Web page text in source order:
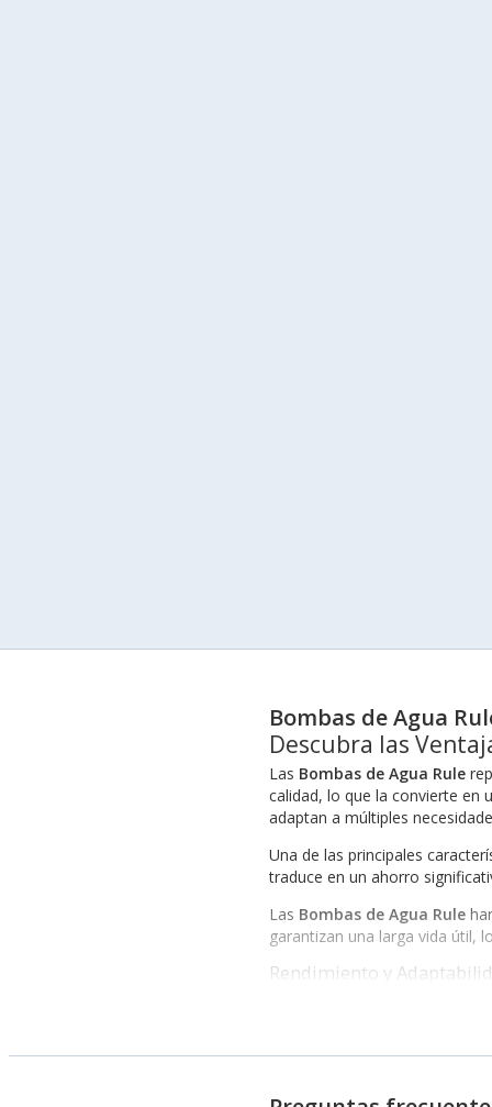
Bombas de Agua
Descubra las
Las Bombas de Agua Rule
calidad, lo que la convierte en
adaptan a múltiples
Una de las principales
traduce en un ahorro
Las Bombas de Agua Rule
garantizan una larga vida útil,
Rendimiento y